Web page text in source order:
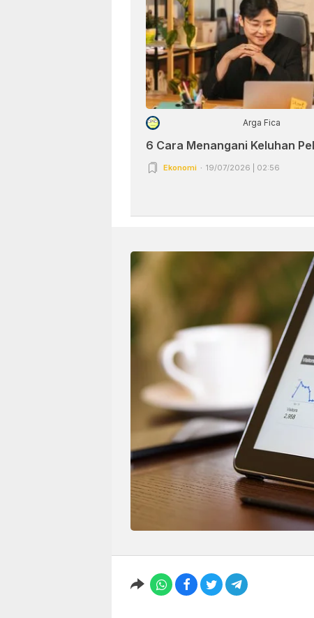
Arga Fica
6 Cara Menangani Keluhan
Ekonomi 19/07/2026 | 02:56